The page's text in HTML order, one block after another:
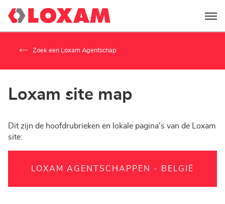
Menu
Zoek een Loxam Agentschap
Loxam site map
Dit zijn de hoofdrubrieken en lokale pagina's van de Loxam
site:
LOXAM AGENTSCHAPPEN - BELGIË